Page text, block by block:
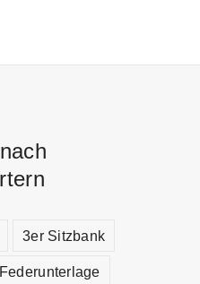
3er Sitzbank
Federunterlage